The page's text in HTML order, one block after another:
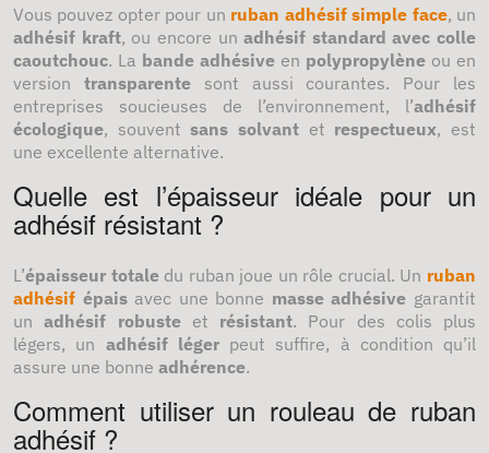
Vous pouvez opter pour un ruban adhésif simple face, un
adhésif kraft, ou encore unadhésif standard avec colle
caoutchouc. La bande adhésive en polypropylène ou en
version transparentesont aussi courantes. Pour les
entreprises soucieuses de l’environnement, l’adhésif
écologique, souventsans solvant et respectueux, est
une excellente alternative.
Quelle est l’épaisseur idéale pour un
adhésif résistant ?
L’épaisseur totaledu ruban joue un rôle crucial. Un ruban
adhésif épaisavec une bonne masse adhésive garantit
unadhésif robusteet résistant. Pour des colis plus
légers, un adhésif légerpeut suffire, à condition qu’il
assure une bonne adhérence.
Comment utiliser un rouleau de ruban
adhésif ?